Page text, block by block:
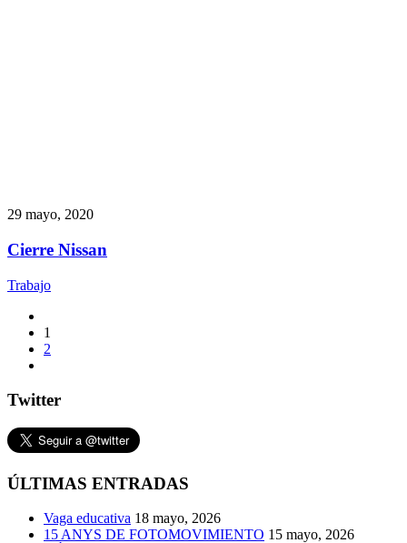
29 mayo, 2020
Cierre Nissan
Trabajo
1
2
Twitter
ÚLTIMAS ENTRADAS
Vaga educativa 18 mayo, 2026
15 ANYS DE FOTOMOVIMIENTO 15 mayo, 2026